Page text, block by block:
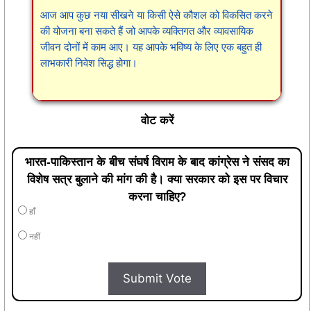
आज आप कुछ नया सीखने या किसी ऐसे कौशल को विकसित करने
की योजना बना सकते हैं जो आपके व्यक्तिगत और व्यावसायिक
जीवन दोनों में काम आए। यह आपके भविष्य के लिए एक बहुत ही
लाभकारी निवेश सिद्ध होगा।
वोट करें
भारत-पाकिस्तान के बीच संघर्ष विराम के बाद कांग्रेस ने संसद का
विशेष सत्र बुलाने की मांग की है। क्या सरकार को इस पर विचार
करना चाहिए?
हाँ
नहीं
Submit Vote